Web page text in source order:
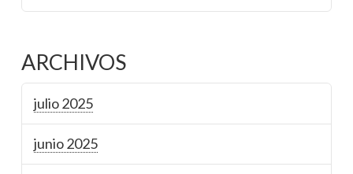
ARCHIVOS
julio 2025
junio 2025